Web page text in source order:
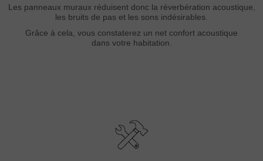
L es panneaux muraux réduisent donc la réverbération acoustique,
les bruits de pas et les sons indésirables.
Grâce à cela, vous constaterez un net confort acoustique
dans votre habitation.